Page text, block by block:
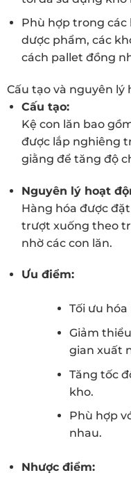
Phù hợp trong
dược phẩm, các
cách pallet đồng
Cấu tạo và nguyên lý
Cấu tạo:
Kệ con lăn bao
được lắp nghiêng
giằng để tăng độ
Nguyên lý hoạt
Hàng hóa được
trượt xuống theo
nhờ các con lăn.
Ưu điểm:
Tối ưu
Giảm
gian xuất
Tăng tốc
kho.
Phù hợp
nhau.
Nhược điểm: